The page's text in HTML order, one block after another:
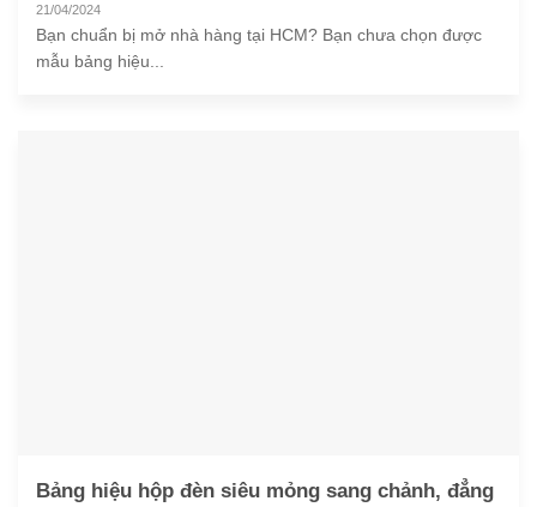
21/04/2024
Bạn chuẩn bị mở nhà hàng tại HCM? Bạn chưa chọn được
mẫu bảng hiệu...
Bảng hiệu hộp đèn siêu mỏng sang chảnh, đẳng